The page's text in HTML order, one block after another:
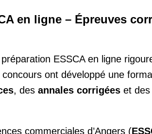
en ligne – Épreuves
ESSCA en ligne
ont développé une
, des annales corrigées et des
commerciales d’Angers (